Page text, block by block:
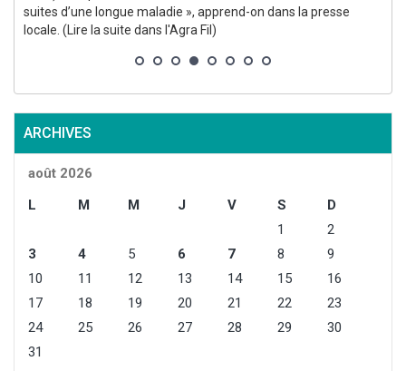
suites d’une longue maladie », apprend-on dans la presse
locale. (Lire la suite dans l'Agra Fil)
ARCHIVES
août 2026
L
M M J V S
D
1
2
3
4 5 6 7 8
9
10
11 12 13 14 15
16
17
18 19 20 21 22
23
24
25 26 27 28 29
30
31